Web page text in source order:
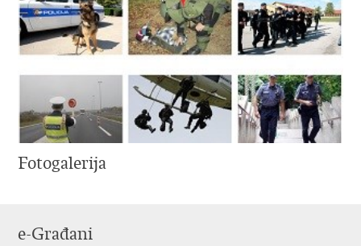
Fotogalerija
e-Građani